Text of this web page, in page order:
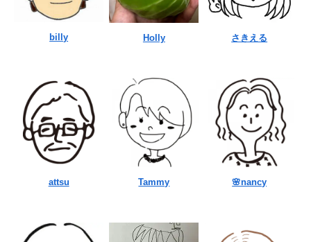
billy Holly さきえる
attsu Tammy 🌸nancy